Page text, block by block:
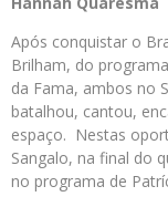
Após conquistar o
Brilham, do
da Fama, ambos no
batalhou, cantou,
espaço. Nestas
Sangalo, na final do
no programa de